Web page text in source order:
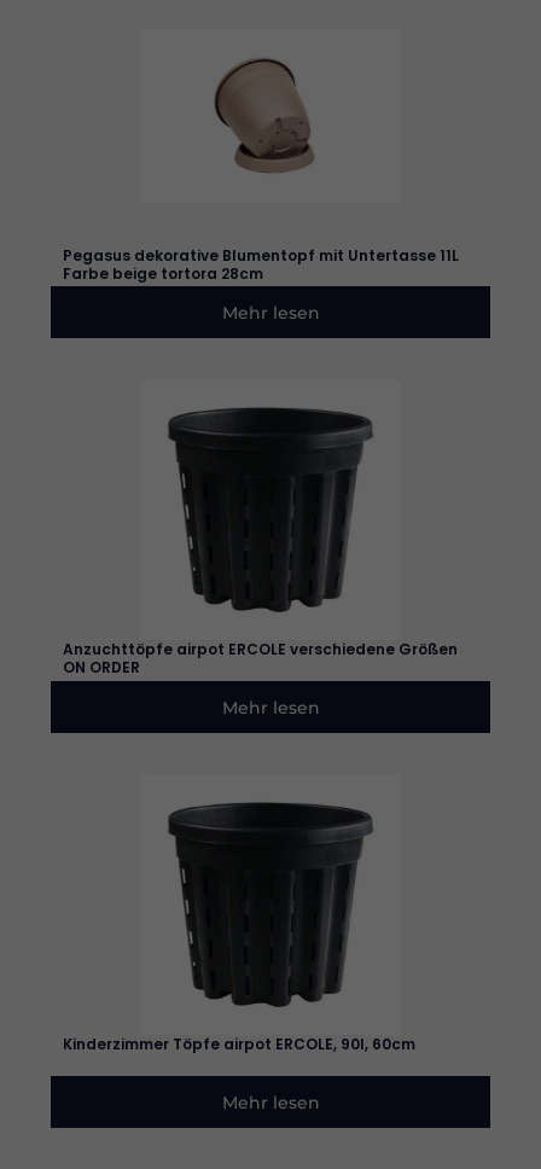
Pegasus dekorative Blumentopf mit Untertasse 11L
Farbe beige tortora 28cm
Mehr lesen
Anzuchttöpfe airpot ERCOLE verschiedene Größen
ON ORDER
Mehr lesen
Kinderzimmer Töpfe airpot ERCOLE, 90l, 60cm
Mehr lesen